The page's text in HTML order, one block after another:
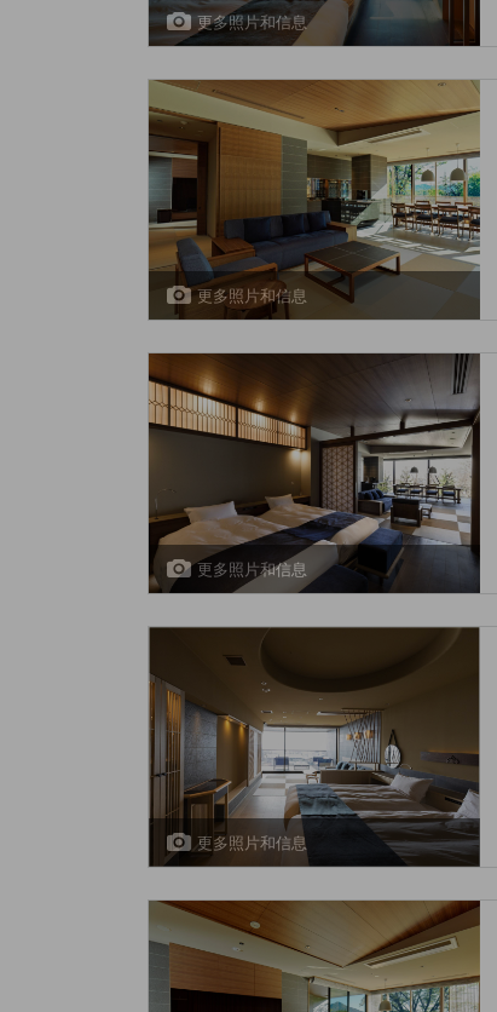
更多照片和信息
更多照片和信息
更多照片和信息
更多照片和信息